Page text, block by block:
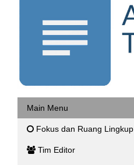
Main Menu
Fokus dan Ruang Lingkup
Tim Editor